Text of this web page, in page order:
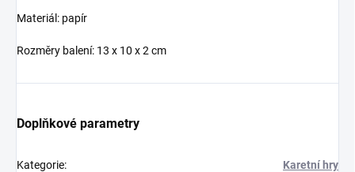
Materiál: papír
Rozměry balení: 13 x 10 x 2 cm
Doplňkové parametry
Kategorie: Karetní hry